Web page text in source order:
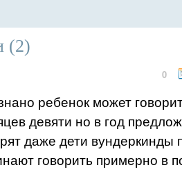
(2)
0
ребенок может
девяти но в год
даже дети
говорить примерно в